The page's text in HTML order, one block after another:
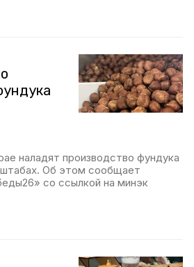
наладят производство фундука
Об этом сообщает
со ссылкой на минэк